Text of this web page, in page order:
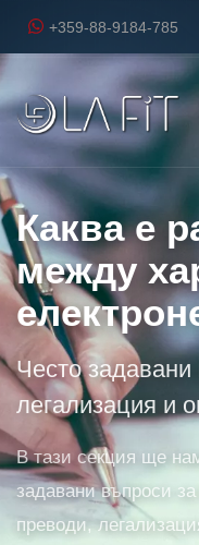
+359-88-9184-785
Каква е
между
Често
легализация и
В тази секция ще
задавани въпроси
преводи,